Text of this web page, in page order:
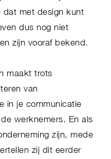
dat met design kunt
dus nog niet
zijn vooraf bekend.
maakt trots
van
in je communicatie
werknemers. En als
zijn, mede
zij dit eerder